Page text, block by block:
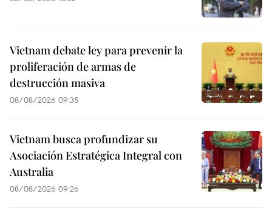
Vietnam debate ley para prevenir la
proliferación de armas de
destrucción masiva
08/08/2026 09:35
Vietnam busca profundizar su
Asociación Estratégica Integral con
Australia
08/08/2026 09:26